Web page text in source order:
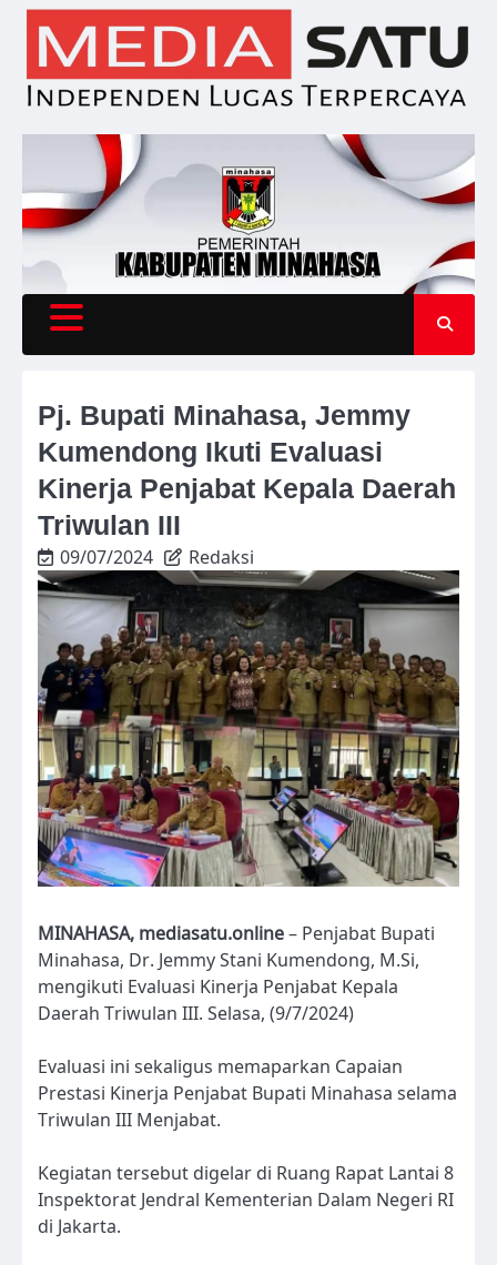
Skip
content
Pj. Bupati Minahasa, Jemmy
Kumendong Ikuti Evaluasi
Kinerja Penjabat Kepala Daerah
Triwulan III
09/07/2024 Redaksi
MINAHASA, mediasatu.online– Penjabat Bupati
Minahasa, Dr. Jemmy Stani Kumendong, M.Si,
mengikuti Evaluasi Kinerja Penjabat Kepala
Daerah Triwulan III. Selasa, (9/7/2024)
Evaluasi ini sekaligus memaparkan Capaian
Prestasi Kinerja Penjabat Bupati Minahasa selama
Triwulan III Menjabat.
Kegiatan tersebut digelar di Ruang Rapat Lantai 8
Inspektorat Jendral Kementerian Dalam Negeri RI
di Jakarta.